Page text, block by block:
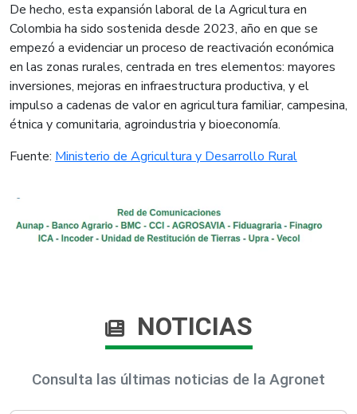
De hecho, esta expansión laboral de la Agricultura en
Colombia ha sido sostenida desde 2023, año en que se
empezó a evidenciar un proceso de reactivación económica
en las zonas rurales, centrada en tres elementos: mayores
inversiones, mejoras en infraestructura productiva, y el
impulso a cadenas de valor en agricultura familiar, campesina,
étnica y comunitaria, agroindustria y bioeconomía.
​Fuente: Ministerio de Agricultura y Desarrollo Rural​
NOTICIAS
Consulta las últimas noticias de la Agronet